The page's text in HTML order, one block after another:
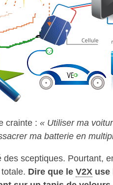
crainte : « Utiliser ma
ma batterie en
des sceptiques. Pourtant,
Dire que le V2X use